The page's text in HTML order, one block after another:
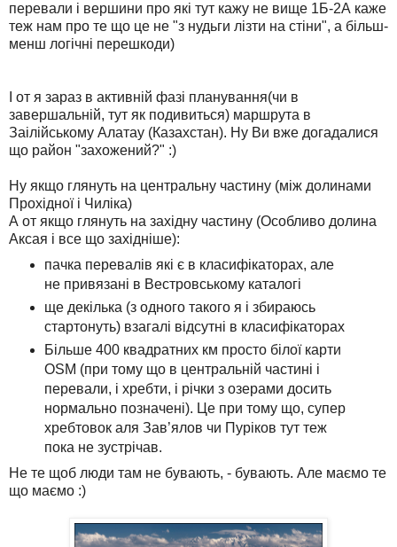
перевали і вершини про які тут кажу не вище 1Б-2А каже
теж нам про те що це не "з нудьги лізти на стіни", а більш-
менш логічні перешкоди)
І от я зараз в активній фазі планування(чи в
завершальній, тут як подивиться) маршрута в
Заілійському Алатау (Казахстан). Ну Ви вже догадалися
що район "захожений?" :)
Ну якщо глянуть на центральну частину (між долинами
Прохідної і Чиліка)
А от якщо глянуть на західну частину (Особливо долина
Аксая і все що західніше):
пачка перевалів які є в класифікаторах, але
не привязані в Вестровському каталогі
ще декілька (з одного такого я і збираюсь
стартонуть) взагалі відсутні в класифікаторах
Більше 400 квадратних км просто білої карти
OSM (при тому що в центральній частині і
перевали, і хребти, і річки з озерами досить
нормально позначені). Це при тому що, супер
хребтовок аля Зав’ялов чи Пуріков тут теж
пока не зустрічав.
Не те щоб люди там не бувають, - бувають. Але маємо те
що маємо :)